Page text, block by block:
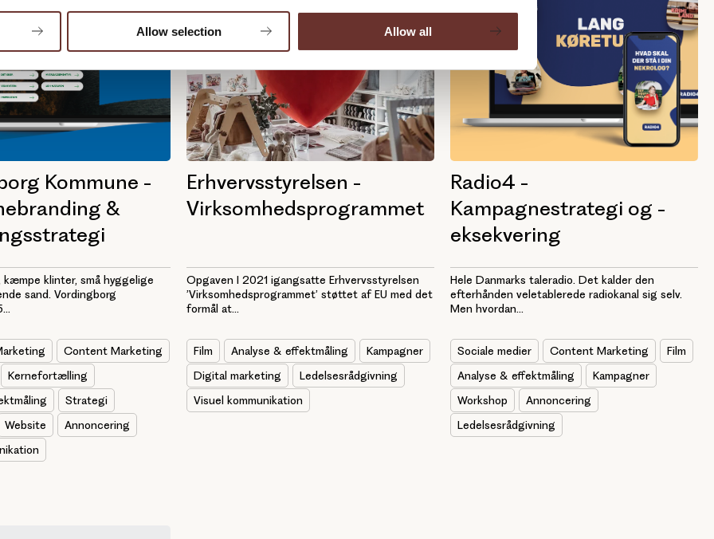
Allow selection Allow all
Kommune -
&
kæmpe klinter, små hyggelige
sand. Vordingborg
Content Marketing
Kernefortælling
Strategi
Website
Annoncering
Erhvervsstyrelsen -
Virksomhedsprogrammet
Opgaven I 2021 igangsatte Erhvervsstyrelsen
’Virksomhedsprogrammet’ støttet af EU med det
formål at...
Film Analyse & effektmåling
Kampagner
Digital marketing
Ledelsesrådgivning
Visuel kommunikation
Radio4 -
Kampagnestrategi og -
eksekvering
Hele Danmarks taleradio. Det kalder den
efterhånden veletablerede radiokanal sig selv.
Men hvordan...
Sociale medier Content Marketing
Film
Analyse & effektmåling
Kampagner
Workshop
Annoncering
Ledelsesrådgivning